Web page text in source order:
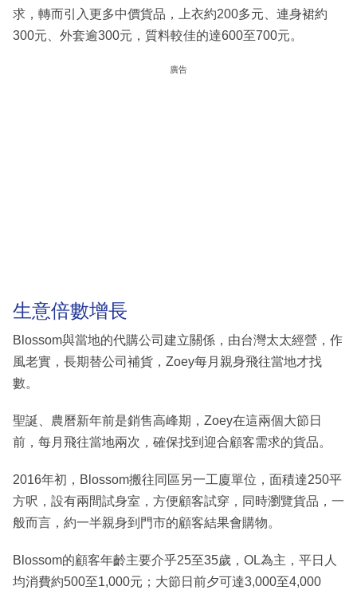
求，轉而引入更多中價貨品，上衣約200多元、連身裙約
300元、外套逾300元，質料較佳的達600至700元。
廣告
生意倍數增長
Blossom與當地的代購公司建立關係，由台灣太太經營，作
風老實，長期替公司補貨，Zoey每月親身飛往當地才找
數。
聖誕、農曆新年前是銷售高峰期，Zoey在這兩個大節日
前，每月飛往當地兩次，確保找到迎合顧客需求的貨品。
2016年初，Blossom搬往同區另一工廈單位，面積達250平
方呎，設有兩間試身室，方便顧客試穿，同時瀏覽貨品，一
般而言，約一半親身到門市的顧客結果會購物。
Blossom的顧客年齡主要介乎25至35歲，OL為主，平日人
均消費約500至1,000元；大節日前夕可達3,000至4,000